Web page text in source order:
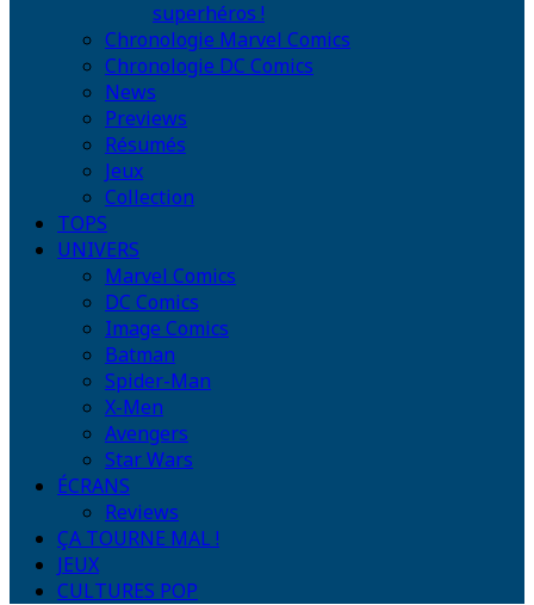
superhéros !
Chronologie Marvel Comics
Chronologie DC Comics
News
Previews
Résumés
Jeux
Collection
TOPS
UNIVERS
Marvel Comics
DC Comics
Image Comics
Batman
Spider-Man
X-Men
Avengers
Star Wars
ÉCRANS
Reviews
ÇA TOURNE MAL !
JEUX
CULTURES POP